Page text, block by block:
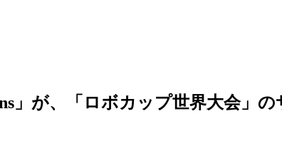
」が、「ロボカップ世界大会」